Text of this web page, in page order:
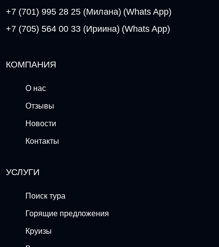
+7 (701) 995 28 25 (Милана) (Whats App)
+7 (705) 564 00 33 (Ириина) (Whats App)
КОМПАНИЯ
О нас
Отзывы
Новости
Контакты
УСЛУГИ
Поиск тура
Горящие предложения
Круизы